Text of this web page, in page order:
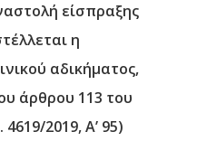
είσπραξης
η
αδικήματος,
άρθρου 113 του
2019, Α’ 95)